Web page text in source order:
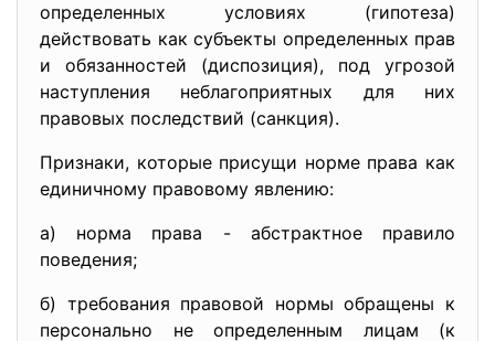
определенных условиях (гипотеза)
действовать как субъекты определенных прав
и обязанностей (диспозиция), под угрозой
наступления неблагоприятных для них
правовых последствий (санкция).
Признаки, которые присущи норме права как
единичному правовому явлению:
а) норма права - абстрактное правило
поведения;
б) требования правовой нормы обращены к
персонально не определенным лицам (к